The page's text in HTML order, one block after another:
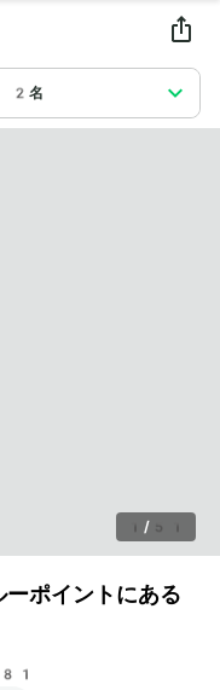
2名
1 / 51
ポイントにある